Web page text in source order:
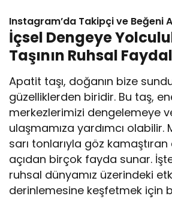
Instagram’da Takipçi ve Beğeni
İçsel Dengeye
Taşının Ruhsal
Apatit taşı, doğanın bize
güzelliklerden biridir. Bu taş,
merkezlerimizi dengelemeye
ulaşmamıza yardımcı olabilir.
sarı tonlarıyla göz
açıdan birçok fayda sunar.
ruhsal dünyamız üzerindeki
derinlemesine keşfetmek için